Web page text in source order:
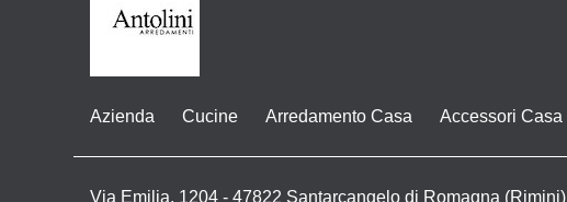
Azienda Cucine Arredamento Casa Accessori Casa
Via Emilia, 1204 - 47822 Santarcangelo di Romagna (Rimini)